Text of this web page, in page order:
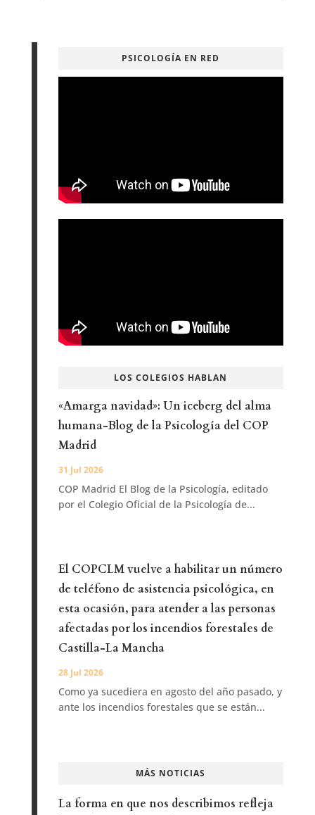
PSICOLOGÍA EN RED
LOS COLEGIOS HABLAN
«Amarga navidad»: Un iceberg del alma
humana-Blog de la Psicología del COP
Madrid
31 Jul 2026
COP Madrid El Blog de la Psicología, editado
por el Colegio Oficial de la Psicología de...
El COPCLM vuelve a habilitar un número
de teléfono de asistencia psicológica, en
esta ocasión, para atender a las personas
afectadas por los incendios forestales de
Castilla-La Mancha
28 Jul 2026
Como ya sucediera en agosto del año pasado, y
ante los incendios forestales que se están...
MÁS NOTICIAS
La forma en que nos describimos refleja